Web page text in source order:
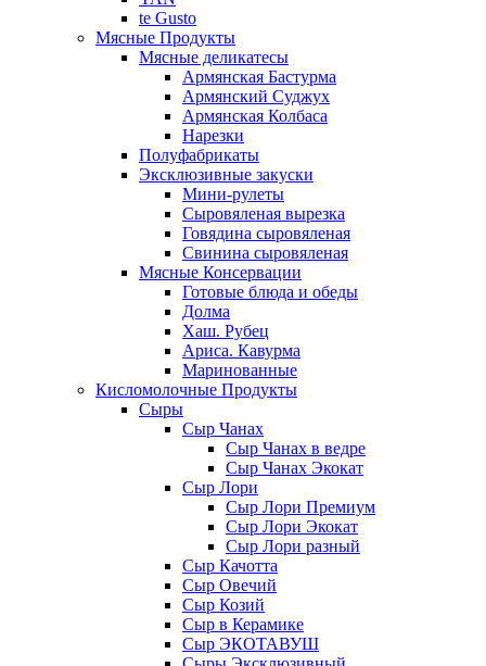
te Gusto
Мясные Продукты
Мясные деликатесы
Армянская Бастурма
Армянский Суджух
Армянская Колбаса
Нарезки
Полуфабрикаты
Эксклюзивные закуски
Мини-рулеты
Сыровяленая вырезка
Говядина сыровяленая
Свинина сыровяленая
Мясные Консервации
Готовые блюда и обеды
Долма
Хаш. Рубец
Ариса. Кавурма
Маринованные
Кисломолочные Продукты
Сыры
Сыр Чанах
Сыр Чанах в ведре
Сыр Чанах Экокат
Сыр Лори
Сыр Лори Премиум
Сыр Лори Экокат
Сыр Лори разный
Сыр Качотта
Сыр Овечий
Сыр Козий
Сыр в Керамике
Сыр ЭКОТАВУШ